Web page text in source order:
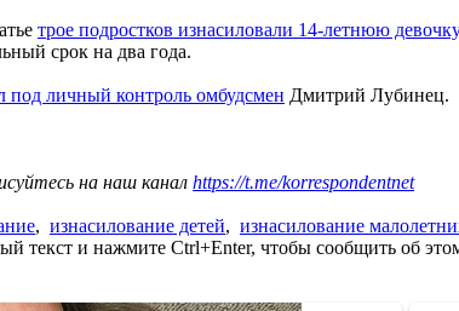
трое подростков изнасиловали 14-летнюю
срок на два года.
под личный контроль омбудсмен Дмитрий Лубинец.
на наш канал https://t.me/korrespondentnet
, изнасилование детей, изнасилование
текст и нажмите Ctrl+Enter, чтобы сообщить об